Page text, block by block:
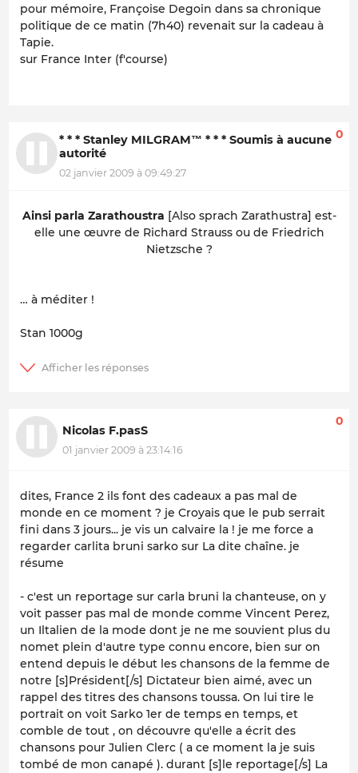
pour mémoire, Françoise Degoin dans sa chronique
politique de ce matin (7h40) revenait sur la cadeau à
Tapie.
sur France Inter (f'course)
* * * Stanley MILGRAM™ * * * Soumis à aucune
autorité
02 janvier 2009 à 09:49:27
0
Ainsi parla Zarathoustra [Also sprach Zarathustra] est-
elle une œuvre de Richard Strauss ou de Friedrich
Nietzsche ?
… à méditer !
Stan 1000g
Nicolas F.pasS
01 janvier 2009 à 23:14:16
0
dites, France 2 ils font des cadeaux a pas mal de
monde en ce moment ? je Croyais que le pub serrait
fini dans 3 jours... je vis un calvaire la ! je me force a
regarder carlita bruni sarko sur La dite chaîne. je
résume
- c'est un reportage sur carla bruni la chanteuse, on y
voit passer pas mal de monde comme Vincent Perez,
un Iltalien de la mode dont je ne me souvient plus du
nomet plein d'autre type connu encore, bien sur on
entend depuis le début les chansons de la femme de
notre [s]Président[/s] Dictateur bien aimé, avec un
rappel des titres des chansons toussa. On lui tire le
portrait on voit Sarko 1er de temps en temps, et
comble de tout , on découvre qu'elle a écrit des
chansons pour Julien Clerc ( a ce moment la je suis
tombé de mon canapé ). durant [s]le reportage[/s] La